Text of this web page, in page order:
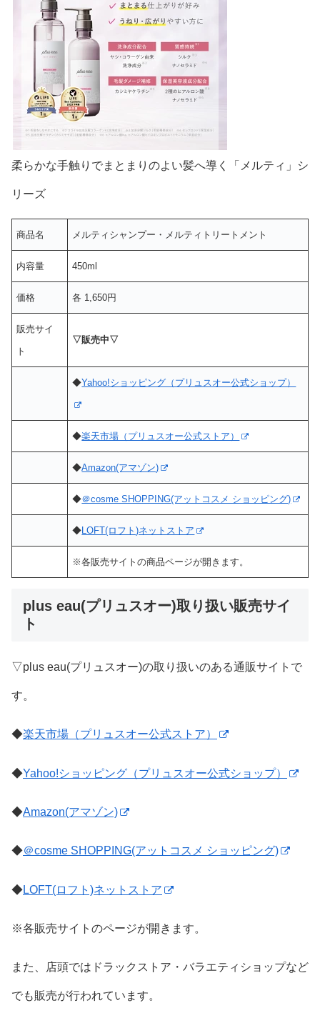
柔らかな手触りでまとまりのよい髪へ導く「メルティ」シ
リーズ
商品名 メルティシャンプー・メルティトリートメント
内容量 450ml
価格 各 1,650円
販売サイ
ト
▽販売中▽
◆Yahoo!ショッピング（プリュスオー公式ショップ）
◆楽天市場（プリュスオー公式ストア）
◆Amazon(アマゾン)
◆＠cosme SHOPPING(アットコスメ ショッピング)
◆LOFT(ロフト)ネットストア
※各販売サイトの商品ページが開きます。
plus eau(プリュスオー)取り扱い販売サイ
ト
▽plus eau(プリュスオー)の取り扱いのある通販サイトで
す。
◆楽天市場（プリュスオー公式ストア）
◆Yahoo!ショッピング（プリュスオー公式ショップ）
◆Amazon(アマゾン)
◆＠cosme SHOPPING(アットコスメ ショッピング)
◆LOFT(ロフト)ネットストア
※各販売サイトのページが開きます。
また、店頭ではドラックストア・バラエティショップなど
でも販売が行われています。